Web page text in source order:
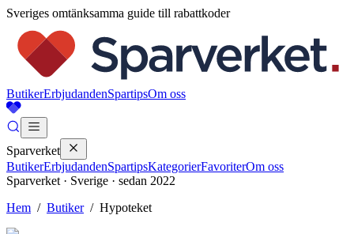
Sveriges omtänksamma guide till rabattkoder
ButikerErbjudandenSpartipsOm oss
Sparverket
ButikerErbjudandenSpartipsKategorierFavoriterOm oss
Sparverket · Sverige · sedan 2022
Hem / Butiker/ Hypoteket